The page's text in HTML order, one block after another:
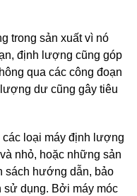
trong sản xuất vì nó
định lượng cũng góp
qua các công đoạn
dư cũng gây tiêu
các loại máy định lượng
nhỏ, hoặc những sản
sách hướng dẫn, bảo
sử dụng. Bởi máy móc